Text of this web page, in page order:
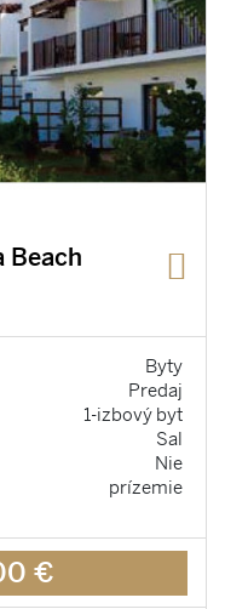
Beach
Byty
Predaj
1-izbový byt
Sal
Nie
prízemie
€